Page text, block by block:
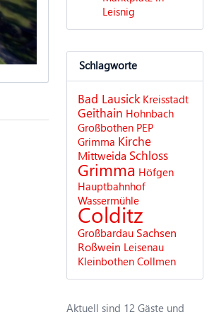
Leisnig
Schlagworte
Bad Lausick Kreisstadt
Geithain Hohnbach
Großbothen PEP
Grimma Kirche
Mittweida Schloss
Grimma Höfgen
Hauptbahnhof
Wassermühle
Colditz
Großbardau Sachsen
Roßwein Leisenau
Kleinbothen Collmen
Aktuell sind 12 Gäste und